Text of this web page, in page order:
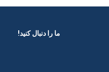
ما را دنبال کنید! ​